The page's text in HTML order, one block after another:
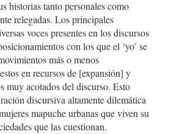
historias tanto personales como
relegadas. Los principales
voces presentes en los discursos
con los que el ‘yo’ se
más o menos
en recursos de [expansión] y
muy acotados del discurso. Esto
discursiva altamente dilemática
mapuche urbanas que viven su
que las cuestionan.